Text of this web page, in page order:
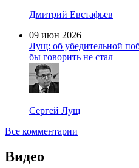
Дмитрий Евстафьев
09 июн 2026
Лущ: об убедительной
бы говорить не стал
Сергей Лущ
Все комментарии
Видео